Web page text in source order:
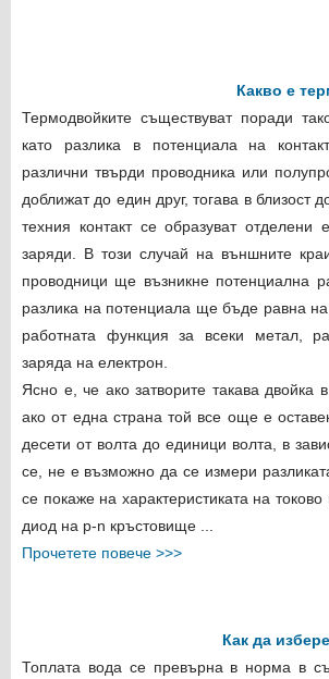
Какво е
Термодвойките съществуват поради
като разлика в потенциала на
различни твърди проводника или
доближат до един друг, тогава в близост
техния контакт се образуват отделени
заряди. В този случай на външните
проводници ще възникне потенциална
разлика на потенциала ще бъде равна на
работната функция за всеки метал,
заряда на електрон.
Ясно е, че ако затворите такава
ако от една страна той все още е
десети от волта до единици волта, в
се, не е възможно да се измери
се покаже на характеристиката на
диод на p-n кръстовище ...
Прочетете повече >>>
Как да
Топлата вода се превърна в норма в